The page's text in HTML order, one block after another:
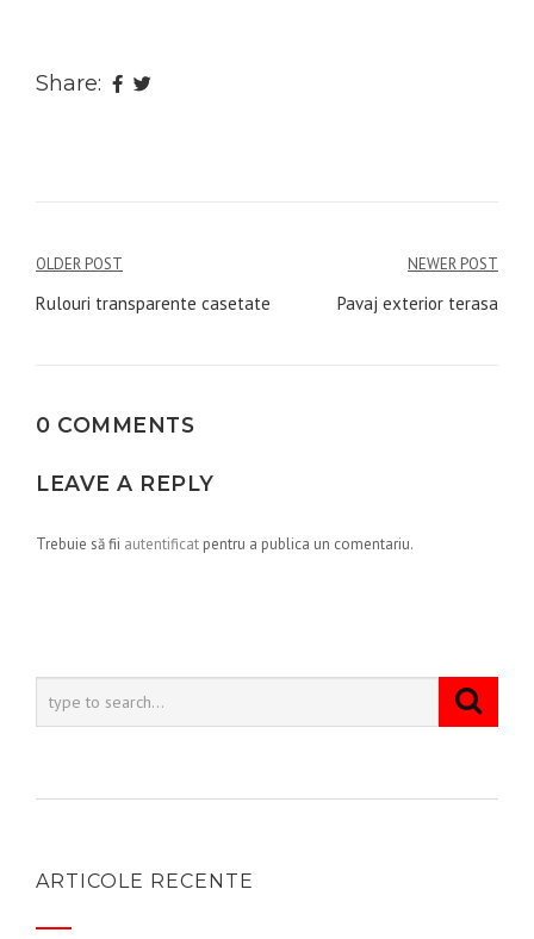
Share:
Navigare
în
OLDER POST
Rulouri transparente casetate
NEWER POST
Pavaj exterior terasa
0 COMMENTS
LEAVE A REPLY
Trebuie să fii autentificat pentru a publica un comentariu.
ARTICOLE RECENTE